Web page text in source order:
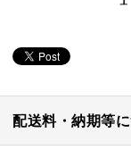
配送料・納期等